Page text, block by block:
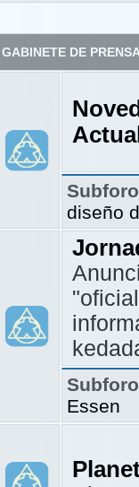
GABINETE DE
diseño
Essen